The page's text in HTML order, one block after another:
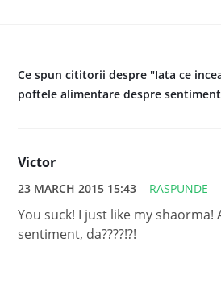
Ce spun cititorii despre "Iata ce
poftele alimentare despre
Victor
23 MARCH 2015 15:43 RASPUNDE
You suck! I just like my shaorma!
sentiment, da????!?!